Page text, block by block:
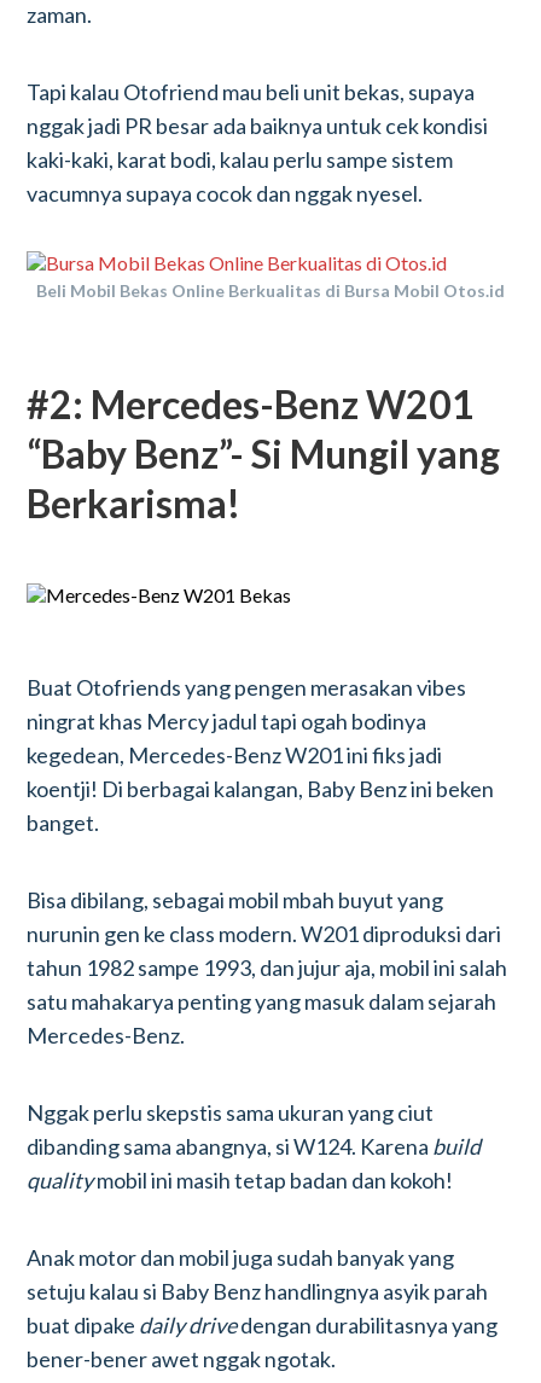
zaman.
Tapi kalau Otofriend mau beli unit bekas, supaya
nggak jadi PR besar ada baiknya untuk cek kondisi
kaki-kaki, karat bodi, kalau perlu sampe sistem
vacumnya supaya cocok dan nggak nyesel.
Beli Mobil Bekas Online Berkualitas di Bursa Mobil Otos.id
#2: Mercedes-Benz W201
“Baby Benz”- Si Mungil yang
Berkarisma!
Buat Otofriends yang pengen merasakan vibes
ningrat khas Mercy jadul tapi ogah bodinya
kegedean, Mercedes-Benz W201 ini fiks jadi
koentji! Di berbagai kalangan, Baby Benz ini beken
banget.
Bisa dibilang, sebagai mobil mbah buyut yang
nurunin gen ke class modern. W201 diproduksi dari
tahun 1982 sampe 1993, dan jujur aja, mobil ini salah
satu mahakarya penting yang masuk dalam sejarah
Mercedes-Benz.
Nggak perlu skepstis sama ukuran yang ciut
dibanding sama abangnya, si W124. Karena build
qualitymobil ini masih tetap badan dan kokoh!
Anak motor dan mobil juga sudah banyak yang
setuju kalau si Baby Benz handlingnya asyik parah
buat dipake daily drivedengan durabilitasnya yang
bener-bener awet nggak ngotak.